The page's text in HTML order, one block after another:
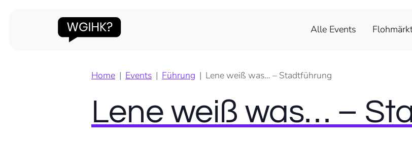
Alle Events
Home Events Führung Lene weiß was… – Stadtführung
Lene weiß was… –